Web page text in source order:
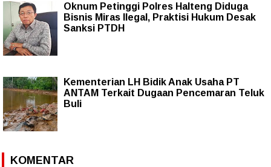
Oknum Petinggi Polres Halteng Diduga
Bisnis Miras Ilegal, Praktisi Hukum Desak
Sanksi PTDH
Kementerian LH Bidik Anak Usaha PT
ANTAM Terkait Dugaan Pencemaran Teluk
Buli
KOMENTAR